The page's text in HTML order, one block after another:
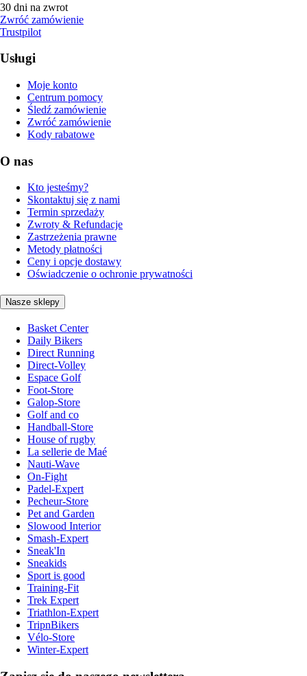
30 dni na zwrot
Zwróć zamówienie
Trustpilot
Usługi
Moje konto
Centrum pomocy
Śledź zamówienie
Zwróć zamówienie
Kody rabatowe
O nas
Kto jesteśmy?
Skontaktuj się z nami
Termin sprzedaży
Zwroty & Refundacje
Zastrzeżenia prawne
Metody płatności
Ceny i opcje dostawy
Oświadczenie o ochronie prywatności
Nasze sklepy
Basket Center
Daily Bikers
Direct Running
Direct-Volley
Espace Golf
Foot-Store
Galop-Store
Golf and co
Handball-Store
House of rugby
La sellerie de Maé
Nauti-Wave
On-Fight
Padel-Expert
Pecheur-Store
Pet and Garden
Slowood Interior
Smash-Expert
Sneak'In
Sneakids
Sport is good
Training-Fit
Trek Expert
Triathlon-Expert
TripnBikers
Vélo-Store
Winter-Expert